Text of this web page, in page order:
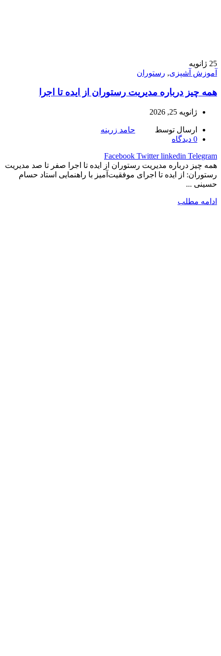
25 ژانویه
آموزش آشپزی, رستوران
همه چیز درباره مدیریت رستوران از ایده تا اجرا
ژانویه 25, 2026
ارسال توسط
حامد زرینه
0 دیدگاه
Facebook Twitter linkedin Telegram
همه چیز درباره مدیریت رستوران از ایده تا اجرا صفر تا صد مدیریت
رستوران: از ایده تا اجرای موفقیت‌آمیز با راهنمایی استاد حسام
حسینی ...
ادامه مطلب